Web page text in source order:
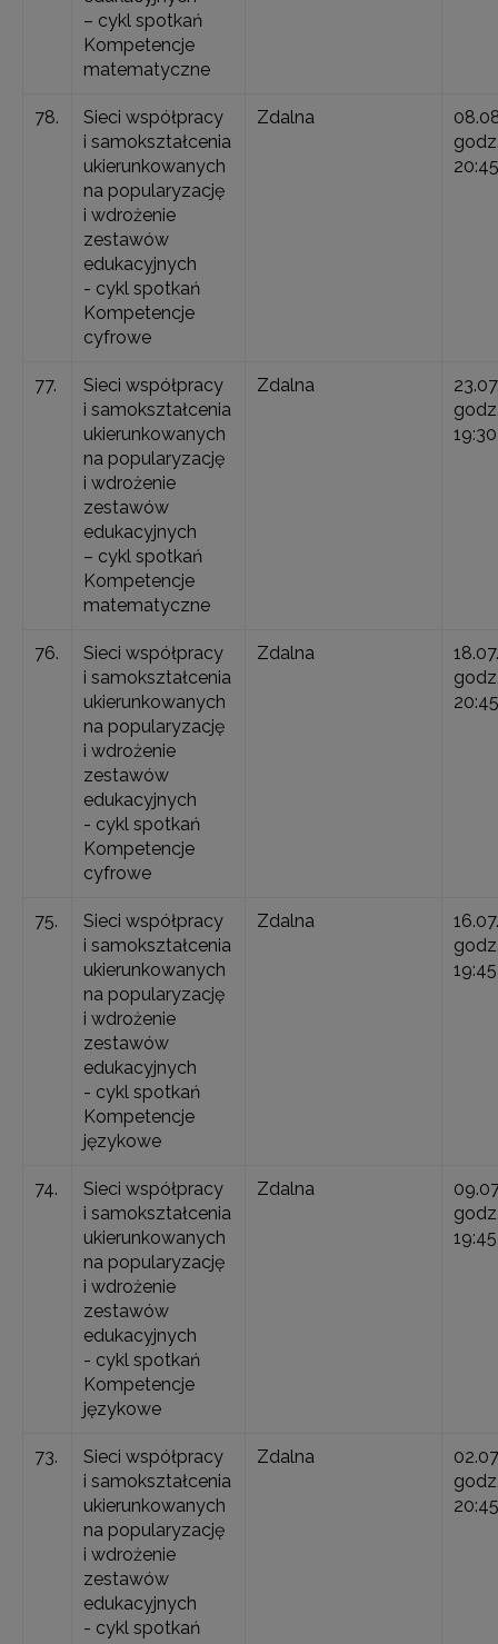
– cykl spotkań
Kompetencje
matematyczne
78.
Sieci współpracy
i samokształcenia
ukierunkowanych
na popularyzację
i wdrożenie
zestawów
edukacyjnych
- cykl spotkań
Kompetencje
cyfrowe
Zdalna
20:45
77.
Sieci współpracy
i samokształcenia
ukierunkowanych
na popularyzację
i wdrożenie
zestawów
edukacyjnych
– cykl spotkań
Kompetencje
matematyczne
Zdalna
19:30
76.
Sieci współpracy
i samokształcenia
ukierunkowanych
na popularyzację
i wdrożenie
zestawów
edukacyjnych
- cykl spotkań
Kompetencje
cyfrowe
Zdalna
20:45
75.
Sieci współpracy
i samokształcenia
ukierunkowanych
na popularyzację
i wdrożenie
zestawów
edukacyjnych
- cykl spotkań
Kompetencje
językowe
Zdalna
19:45
74.
Sieci współpracy
i samokształcenia
ukierunkowanych
na popularyzację
i wdrożenie
zestawów
edukacyjnych
- cykl spotkań
Kompetencje
językowe
Zdalna
19:45
73.
Sieci współpracy
i samokształcenia
ukierunkowanych
na popularyzację
i wdrożenie
zestawów
edukacyjnych
- cykl spotkań
Zdalna
20:45